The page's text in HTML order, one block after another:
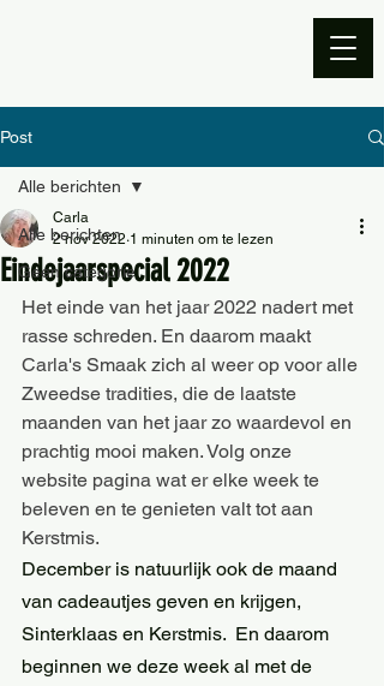
Post
Alle berichten
Geen categorie
Alle berichten
Eindejaarspecial 2022
Carla
2 nov 2022 1 minuten om te lezen
Het einde van het jaar 2022 nadert met
rasse schreden. En daarom maakt
Carla's Smaak zich al weer op voor alle
Zweedse tradities, die de laatste
maanden van het jaar zo waardevol en
prachtig mooi maken. Volg onze
website pagina wat er elke week te
beleven en te genieten valt tot aan
Kerstmis.
December is natuurlijk ook de maand
van cadeautjes geven en krijgen,
Sinterklaas en Kerstmis.  En daarom
beginnen we deze week al met de